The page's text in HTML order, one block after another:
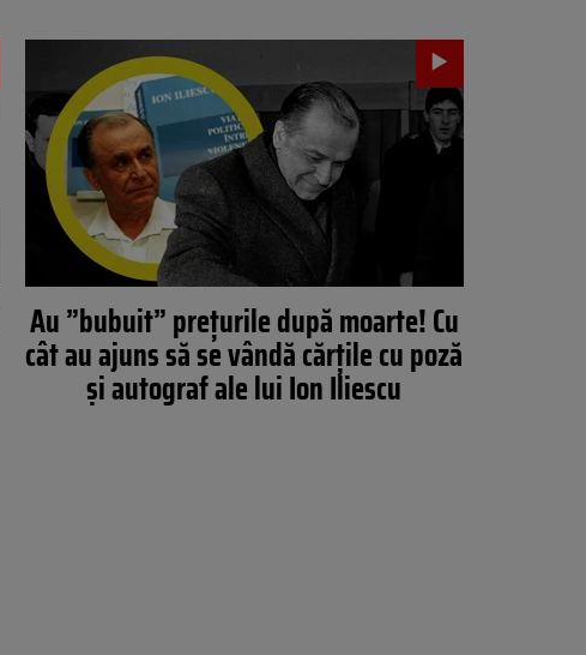
Au ”bubuit” prețurile după moarte! Cu
cât au ajuns să se vândă cărțile cu poză
și autograf ale lui Ion Iliescu